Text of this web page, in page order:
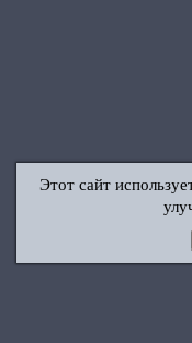
Этот сайт